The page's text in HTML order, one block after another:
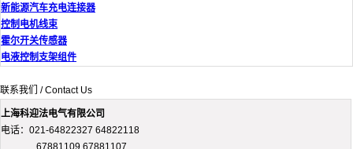
新能源汽车充电连接器
控制电机线束
霍尔开关传感器
电液控制支架组件
联系我们 / Contact Us
上海科迎法电气有限公司
电话：021-64822327 64822118
67881109 67881107